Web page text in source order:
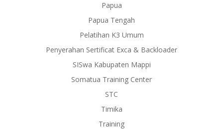
Papua
Papua Tengah
Pelatihan K3 Umum
Penyerahan Sertificat Exca & Backloader
SISwa Kabupaten Mappi
Somatua Training Center
STC
Timika
Training